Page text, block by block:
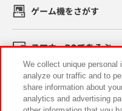
ゲーム機をさがす
スマホ・PCであそぶ
イベント・キャンペーン
We collect unique
analyze our traffic and to
share information about
analytics and advertising